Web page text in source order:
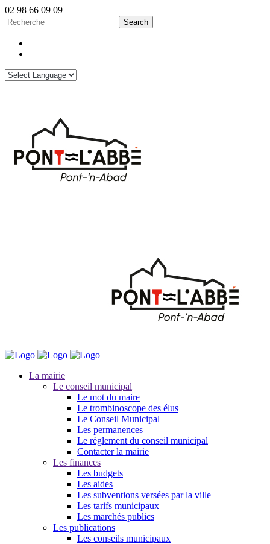
02 98 66 09 09
La mairie
Le conseil municipal
Le mot du maire
Le trombinoscope des élus
Le Conseil Municipal
Les permanences
Le règlement du conseil municipal
Contacter la mairie
Les finances
Les budgets
Les aides
Les subventions versées par la ville
Les tarifs municipaux
Les marchés publics
Les publications
Les conseils municipaux